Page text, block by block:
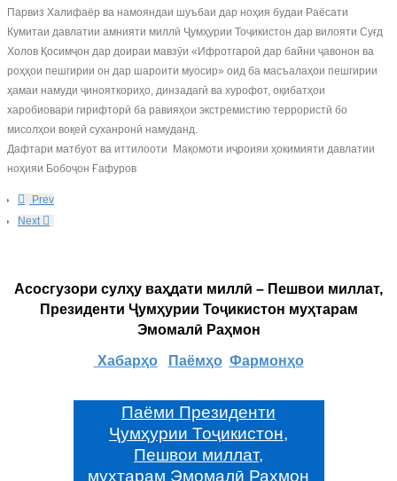
Парвиз Халифаёр ва намояндаи шуъбаи дар ноҳия будаи Раёсати
Кумитаи давлатии амнияти миллӣ Ҷумҳурии Тоҷикистон дар вилояти Суғд
Холов Қосимҷон дар доираи мавзӯи «Ифротгароӣ дар байни ҷавонон ва
роҳҳои пешгирии он дар шароити муосир» оид ба масъалаҳои пешгирии
ҳамаи намуди ҷинояткориҳо, динзадагӣ ва хурофот, оқибатҳои
харобиовари гирифторӣ ба равияҳои экстремистию террористӣ бо
мисолҳои воқеӣ суханронӣ намуданд.
Дафтари матбуот ва иттилооти Мақомоти иҷроияи ҳокимияти давлатии
ноҳияи Бобоҷон Ғафуров
Prev
Next
Асосгузори сулҳу ваҳдати миллӣ – Пешвои миллат,
Президенти Ҷумҳурии Тоҷикистон муҳтарам
Эмомалӣ Раҳмон
Хабарҳо Паёмҳо Фармонҳо
Паёми Президенти
Ҷумҳурии Тоҷикистон,
Пешвои миллат,
муҳтарам Эмомалӣ Раҳмон